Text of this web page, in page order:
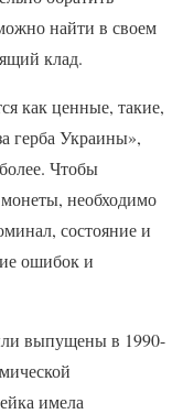
найти в своем
клад.
как ценные, такие,
герба Украины»,
Чтобы
необходимо
состояние и
ошибок и
выпущены в 1990-
имела